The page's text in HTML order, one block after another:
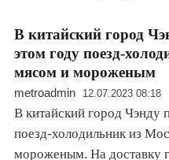
В китайский город
этом году поезд-
мясом и мороженым
metroadmin 12.07.2023 08:18
В китайский город Чэнду
поезд-холодильник из
мороженым. На доставку